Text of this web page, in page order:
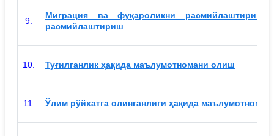
9.
Миграция ва фуқароликни расмийлаштириш
расмийлаштириш
10. Туғилганлик ҳақида маълумотномани олиш
11. Ўлим рўйхатга олинганлиги ҳақида